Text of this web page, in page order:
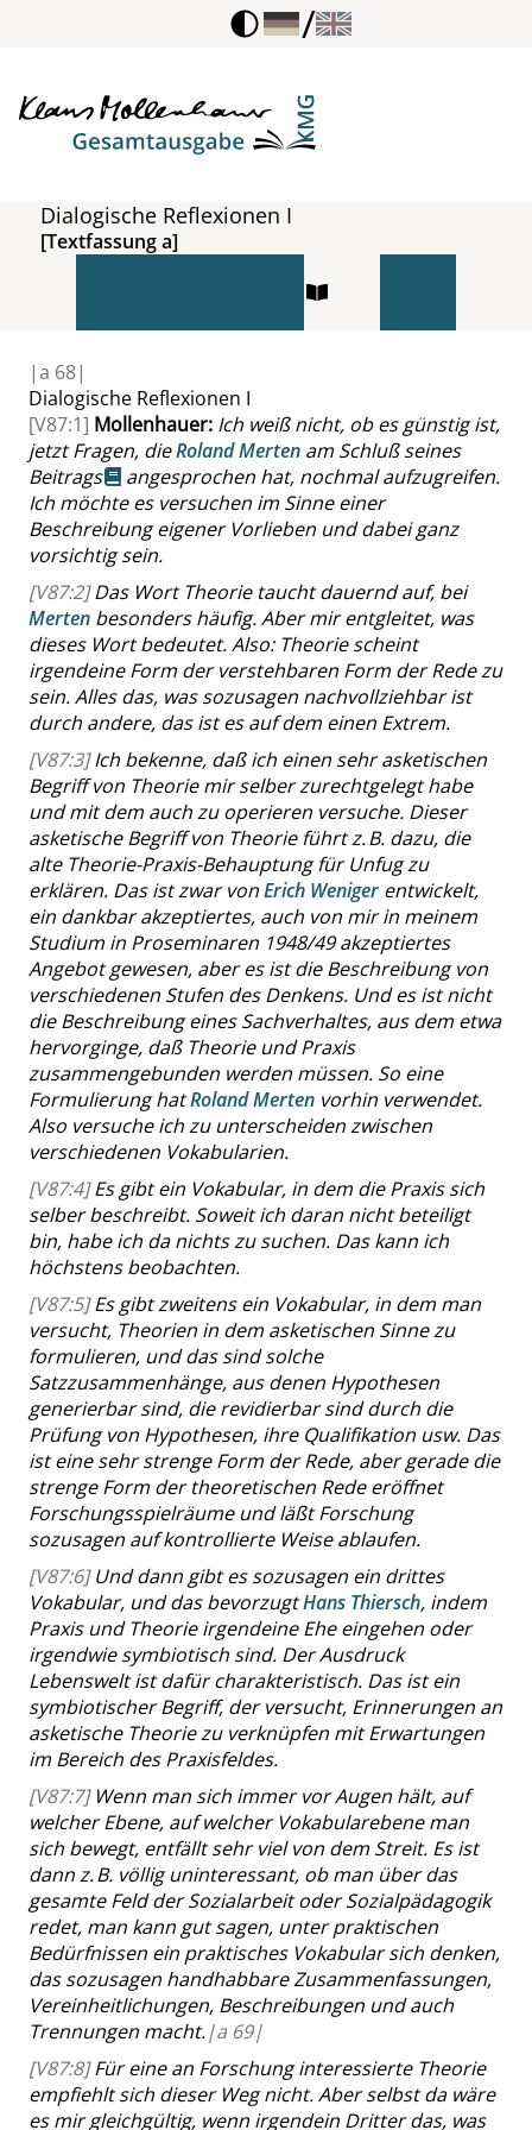
/
Dialogische Reflexionen I
[Textfassung a]
|a 68|
Dialogische Reflexionen I
[V87:1] Mollenhauer: Ich weiß nicht, ob es günstig ist,
jetzt Fragen, dieRoland Merten am Schluß seines
Beitrags
angesprochen hat, nochmal aufzugreifen.
Ich möchte es versuchen im Sinne einer
Beschreibung eigener Vorlieben und dabei ganz
vorsichtig sein.
[V87:2]Das Wort Theorie taucht dauernd auf, bei
Merten besonders häufig. Aber mir entgleitet, was
dieses Wort bedeutet. Also: Theorie scheint
irgendeine Form der verstehbaren Form der Rede zu
sein. Alles das, was sozusagen nachvollziehbar ist
durch andere, das ist es auf dem einen Extrem.
[V87:3]Ich bekenne, daß ich einen sehr asketischen
Begriff von Theorie mir selber zurechtgelegt habe
und mit dem auch zu operieren versuche. Dieser
asketische Begriff von Theorie führt z. B. dazu, die
alte Theorie-Praxis-Behauptung für Unfug zu
erklären. Das ist zwar vonErich Weniger entwickelt,
ein dankbar akzeptiertes, auch von mir in meinem
Studium in Proseminaren 1948/49 akzeptiertes
Angebot gewesen, aber es ist die Beschreibung von
verschiedenen Stufen des Denkens. Und es ist nicht
die Beschreibung eines Sachverhaltes, aus dem etwa
hervorginge, daß Theorie und Praxis
zusammengebunden werden müssen. So eine
Formulierung hatRoland Merten vorhin verwendet.
Also versuche ich zu unterscheiden zwischen
verschiedenen Vokabularien.
[V87:4]Es gibt ein Vokabular, in dem die Praxis sich
selber beschreibt. Soweit ich daran nicht beteiligt
bin, habe ich da nichts zu suchen. Das kann ich
höchstens beobachten.
[V87:5]Es gibt zweitens ein Vokabular, in dem man
versucht, Theorien in dem asketischen Sinne zu
formulieren, und das sind solche
Satzzusammenhänge, aus denen Hypothesen
generierbar sind, die revidierbar sind durch die
Prüfung von Hypothesen, ihre Qualifikation usw. Das
ist eine sehr strenge Form der Rede, aber gerade die
strenge Form der theoretischen Rede eröffnet
Forschungsspielräume und läßt Forschung
sozusagen auf kontrollierte Weise ablaufen.
[V87:6]Und dann gibt es sozusagen ein drittes
Vokabular, und das bevorzugtHans Thiersch, indem
Praxis und Theorie irgendeine Ehe eingehen oder
irgendwie symbiotisch sind. Der Ausdruck
Lebenswelt ist dafür charakteristisch. Das ist ein
symbiotischer Begriff, der versucht, Erinnerungen an
asketische Theorie zu verknüpfen mit Erwartungen
im Bereich des Praxisfeldes.
[V87:7] Wenn man sich immer vor Augen hält, auf
welcher Ebene, auf welcher Vokabularebene man
sich bewegt, entfällt sehr viel von dem Streit. Es ist
dann z. B. völlig uninteressant, ob man über das
gesamte Feld der Sozialarbeit oder Sozialpädagogik
redet, man kann gut sagen, unter praktischen
Bedürfnissen ein praktisches Vokabular sich denken,
das sozusagen handhabbare Zusammenfassungen,
Vereinheitlichungen, Beschreibungen und auch
Trennungen macht.|a 69|
[V87:8]Für eine an Forschung interessierte Theorie
empfiehlt sich dieser Weg nicht. Aber selbst da wäre
es mir gleichgültig, wenn irgendein Dritter das, was